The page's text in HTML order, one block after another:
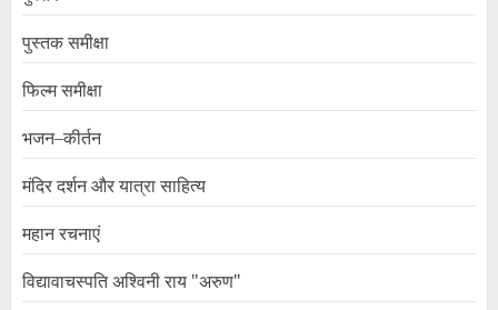
पुस्तक समीक्षा
फिल्म समीक्षा
भजन–कीर्तन
मंदिर दर्शन और यात्रा साहित्य
महान रचनाएं
विद्यावाचस्पति अश्विनी राय "अरुण"